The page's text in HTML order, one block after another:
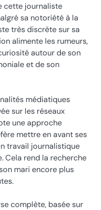
cette journaliste
sa notoriété à la
très discrète sur sa
alimente les rumeurs,
autour de son
et de son
médiatiques
sur les réseaux
une approche
mettre en avant ses
travail journalistique
Cela rend la recherche
mari encore plus
complète, basée sur